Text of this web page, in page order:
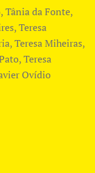
Tânia da Fonte,
Teresa
Teresa Miheiras,
Teresa
Ovídio